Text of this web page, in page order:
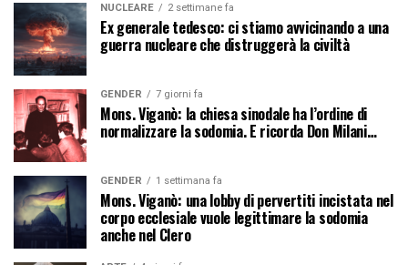
NUCLEARE 2 settimane fa
Ex generale tedesco: ci stiamo avvicinando a una
guerra nucleare che distruggerà la civiltà
GENDER 7 giorni fa
Mons. Viganò: la chiesa sinodale ha l’ordine di
normalizzare la sodomia. E ricorda Don Milani…
GENDER 1 settimana fa
Mons. Viganò: una lobby di pervertiti incistata nel
corpo ecclesiale vuole legittimare la sodomia
anche nel Clero